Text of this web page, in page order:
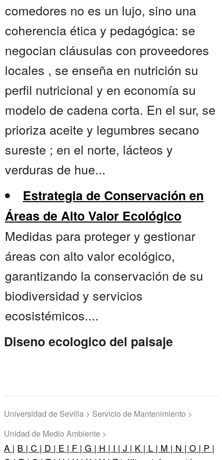
comedores no es un lujo, sino una
coherencia ética y pedagógica: se
negocian cláusulas con proveedores
locales , se enseña en nutrición su
perfil nutricional y en economía su
modelo de cadena corta. En el sur, se
prioriza aceite y legumbres secano
sureste ; en el norte, lácteos y
verduras de hue...
Estrategia de Conservación en
Áreas de Alto Valor Ecológico
Medidas para proteger y gestionar
áreas con alto valor ecológico,
garantizando la conservación de su
biodiversidad y servicios
ecosistémicos....
Diseno ecologico del paisaje
Universidad de Sevilla > Servicio de Mantenimiento >
Unidad de Medio Ambiente >
A | B | C | D | E | F | G | H | I | J | K | L | M | N | O | P |